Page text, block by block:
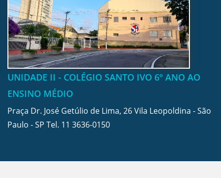
UNIDADE II - COLÉGIO SANTO IVO 6º ANO AO
ENSINO MÉDIO
Praça Dr. José Getúlio de Lima, 26 Vila Leopoldina - São
Paulo - SP Tel. 11 3636-0150